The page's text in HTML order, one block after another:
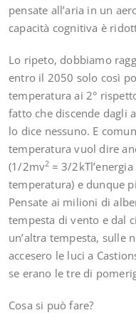
pensate all’aria in un
capacità cognitiva è
Lo ripeto, dobbiamo
entro il 2050 solo così
temperatura ai 2°
fatto che discende dagli
lo dice nessuno. E
temperatura vuol dire
(1/2mv2 = 3/
temperatura) e dunque
Pensate ai milioni di
tempesta di vento e dal
un’altra tempesta, sulle
accesero le luci a
se erano le tre di
Cosa si può fare?